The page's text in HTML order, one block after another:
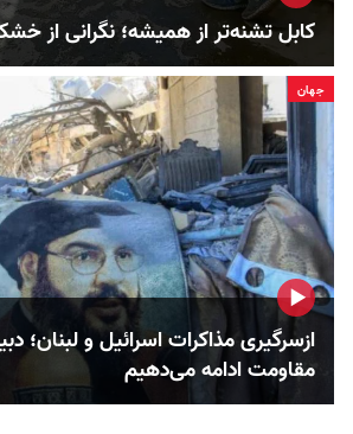
کابل تشنه‌تر از همیشه؛ نگرانی از
جهان
ازسرگیری مذاکرات اسرائیل و لبنان؛
مقاومت ادامه می‌دهیم